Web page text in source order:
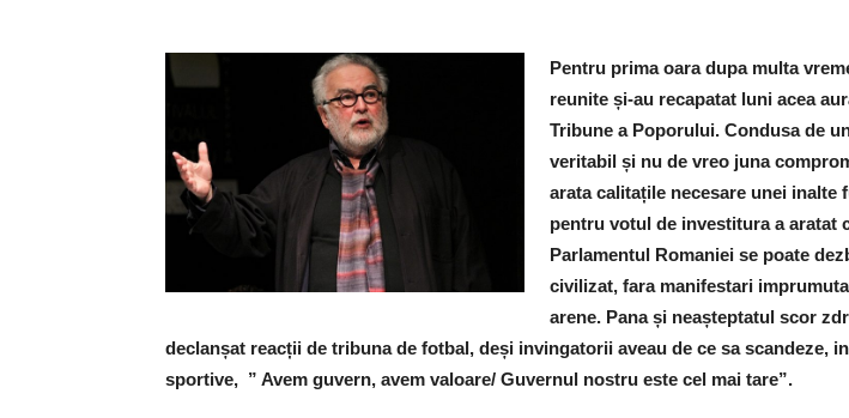
Pentru prima oara dupa multa
reunite și-au recapatat luni acea
Tribune a Poporului. Condusa de
veritabil și nu de vreo juna
arata calitațile necesare unei inalte
pentru votul de investitura a aratat
Parlamentul Romaniei se poate
civilizat, fara manifestari
arene. Pana și neașteptatul scor
declanșat reacții de tribuna de fotbal, deși invingatorii aveau de ce sa scandeze,
sportive, ” Avem guvern, avem valoare/ Guvernul nostru este cel mai tare”.